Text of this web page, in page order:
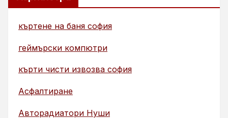
къртене на баня софия
геймърски компютри
кърти чисти извозва софия
Асфалтиране
Авторадиатори Нуши